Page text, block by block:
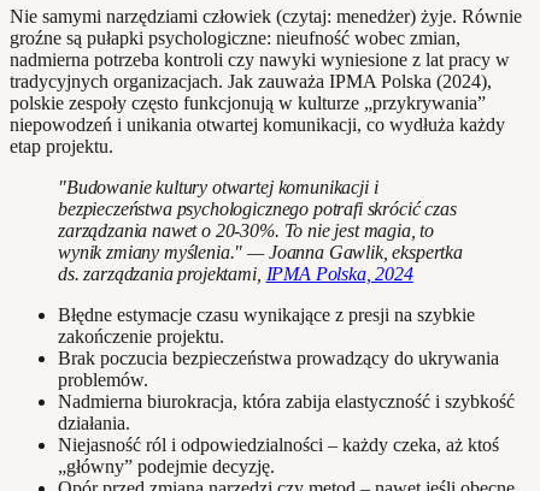
Nie samymi narzędziami człowiek (czytaj: menedżer) żyje. Równie
groźne są pułapki psychologiczne: nieufność wobec zmian,
nadmierna potrzeba kontroli czy nawyki wyniesione z lat pracy w
tradycyjnych organizacjach. Jak zauważa IPMA Polska (2024),
polskie zespoły często funkcjonują w kulturze „przykrywania”
niepowodzeń i unikania otwartej komunikacji, co wydłuża każdy
etap projektu.
"Budowanie kultury otwartej komunikacji i
bezpieczeństwa psychologicznego potrafi skrócić czas
zarządzania nawet o 20-30%. To nie jest magia, to
wynik zmiany myślenia." — Joanna Gawlik, ekspertka
ds. zarządzania projektami, IPMA Polska, 2024
Błędne estymacje czasu wynikające z presji na szybkie
zakończenie projektu.
Brak poczucia bezpieczeństwa prowadzący do ukrywania
problemów.
Nadmierna biurokracja, która zabija elastyczność i szybkość
działania.
Niejasność ról i odpowiedzialności – każdy czeka, aż ktoś
„główny” podejmie decyzję.